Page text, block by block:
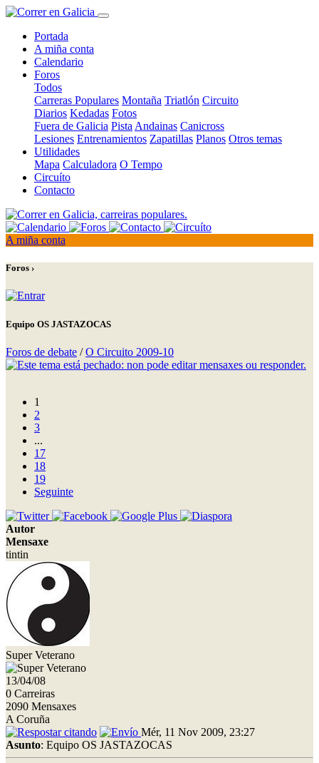
Portada
A miña conta
Calendario
Foros
Todos
Carreras Populares Montaña Triatlón Circuito
Diarios Kedadas Fotos
Fuera de Galicia Pista Andainas Canicross
Lesiones Entrenamientos Zapatillas Planos Otros temas
Utilidades
Mapa Calculadora O Tempo
Circuíto
Contacto
A miña conta
Foros ›
Equipo OS JASTAZOCAS
Foros de debate /O Circuito 2009-10
1
2
3
...
17
18
19
Seguinte
Autor
Mensaxe
tintin
Super Veterano
13/04/08
0 Carreiras
2090 Mensaxes
A Coruña
Mér, 11 Nov 2009, 23:27
Asunto: Equipo OS JASTAZOCAS